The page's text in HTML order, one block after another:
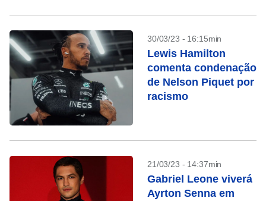
30/03/23 - 16:15min
Lewis Hamilton
comenta condenação
de Nelson Piquet por
racismo
21/03/23 - 14:37min
Gabriel Leone viverá
Ayrton Senna em